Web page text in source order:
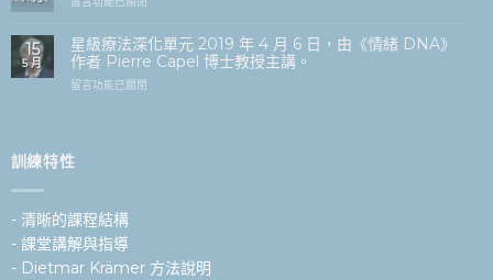
2026-
2027
start
op
中
15
5 月
星級療法深化單元 2019 年 4 月 6 日，由《情緒 DNA》
作者 Pierre Capel 博士教授主講。
在
6
april
Professor
Pierre
Capel
留言功能已關閉
訓練特性
- 清晰的課程結構
- 課堂講解與指導
- Dietmar Krämer 方法說明